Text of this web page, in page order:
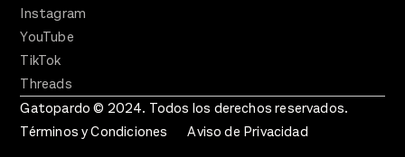
Instagram
YouTube
TikTok
Threads
Gatopardo © 2024. Todos los derechos reservados.
Términos y Condiciones
Aviso de Privacidad